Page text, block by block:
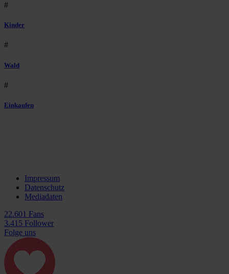
#
Kinder
#
Wald
#
Einkaufen
Impressum
Datenschutz
Mediadaten
22.601 Fans
3.415 Follower
Folge uns